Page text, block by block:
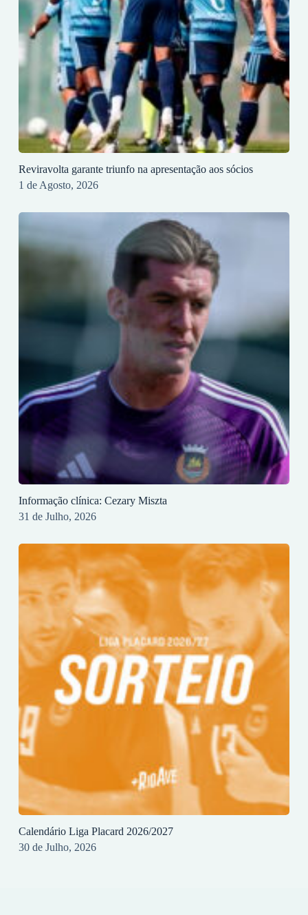
Reviravolta garante triunfo na apresentação aos sócios
1 de Agosto, 2026
Informação clínica: Cezary Miszta
31 de Julho, 2026
Calendário Liga Placard 2026/2027
30 de Julho, 2026